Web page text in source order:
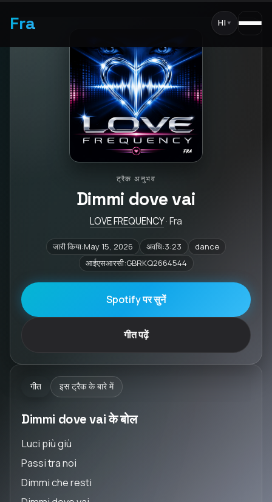
Fra HI▾
ट्रैक अनुभव
Dimmi dove vai
LOVE FREQUENCY· Fra
जारी किया:May 15, 2026 अवधि:3:23
dance
आईएसआरसी:GBRKQ2664544
Spotify पर सुनें
गीत पढ़ें
गीत इस ट्रैक के बारे में
Dimmi dove vai के बोल
Luci più giù
Passi tra noi
Dimmi che resti